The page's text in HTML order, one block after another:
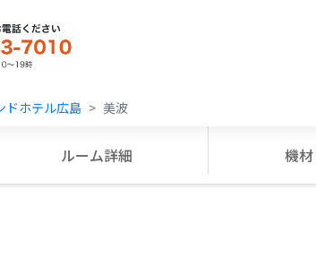
ドホテル広島 美波
ルーム詳細 機